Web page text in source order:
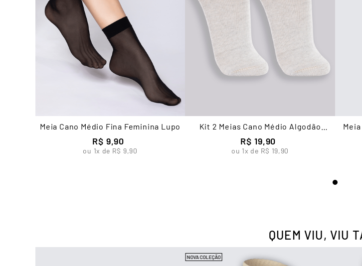
Meia Cano Médio Fina Feminina Lupo
R$ 9,90
ou 1x de R$ 9,90
Kit 2 Meias Cano Médio Algodão
Feminina Lupo
R$ 19,90
ou 1x de R$ 19,90
QUEM VIU, VIU
NOVA COLEÇÃO